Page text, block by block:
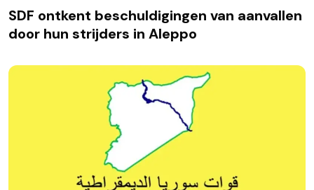
SDF ontkent beschuldigingen van aanvallen
door hun strijders in Aleppo